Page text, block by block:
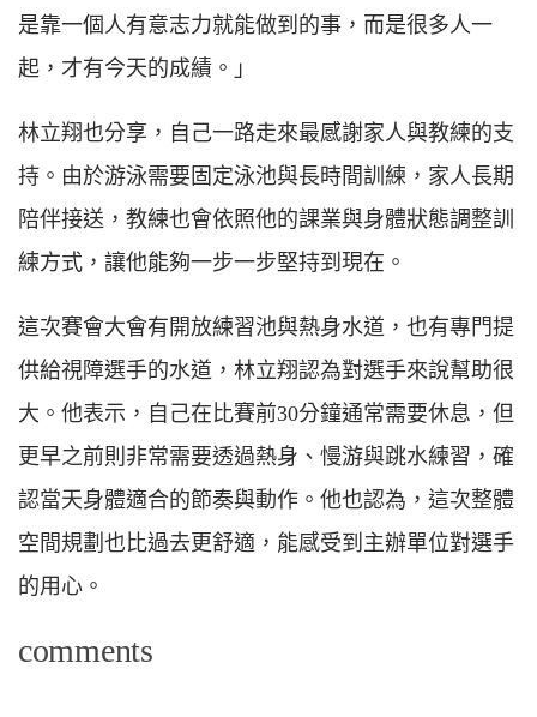
是靠一個人有意志力就能做到的事，而是很多人一
起，才有今天的成績。」
林立翔也分享，自己一路走來最感謝家人與教練的支
持。由於游泳需要固定泳池與長時間訓練，家人長期
陪伴接送，教練也會依照他的課業與身體狀態調整訓
練方式，讓他能夠一步一步堅持到現在。
這次賽會大會有開放練習池與熱身水道，也有專門提
供給視障選手的水道，林立翔認為對選手來說幫助很
大。他表示，自己在比賽前30分鐘通常需要休息，但
更早之前則非常需要透過熱身、慢游與跳水練習，確
認當天身體適合的節奏與動作。他也認為，這次整體
空間規劃也比過去更舒適，能感受到主辦單位對選手
的用心。
comments